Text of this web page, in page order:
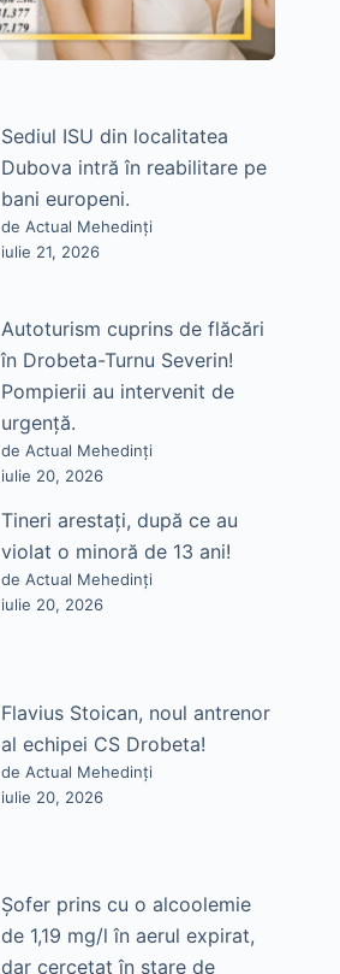
Sediul ISU din localitatea
Dubova intră în reabilitare pe
bani europeni.
de Actual Mehedinți
iulie 21, 2026
Autoturism cuprins de flăcări
în Drobeta-Turnu Severin!
Pompierii au intervenit de
urgență.
de Actual Mehedinți
iulie 20, 2026
Tineri arestați, după ce au
violat o minoră de 13 ani!
de Actual Mehedinți
iulie 20, 2026
Flavius Stoican, noul antrenor
al echipei CS Drobeta!
de Actual Mehedinți
iulie 20, 2026
Șofer prins cu o alcoolemie
de 1,19 mg/l în aerul expirat,
dar cercetat în stare de